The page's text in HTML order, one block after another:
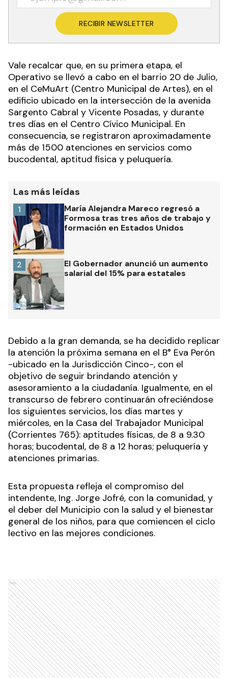
RECIBIR NEWSLETTER
Vale recalcar que, en su primera etapa, el
Operativo se llevó a cabo en el barrio 20 de Julio,
en el CeMuArt (Centro Municipal de Artes), en el
edificio ubicado en la intersección de la avenida
Sargento Cabral y Vicente Posadas, y durante
tres días en el Centro Cívico Municipal. En
consecuencia, se registraron aproximadamente
más de 1500 atenciones en servicios como
bucodental, aptitud física y peluquería.
Las más leídas
María Alejandra Mareco regresó a
Formosa tras tres años de trabajo y
formación en Estados Unidos
1
El Gobernador anunció un aumento
salarial del 15% para estatales
2
Debido a la gran demanda, se ha decidido replicar
la atención la próxima semana en el B° Eva Perón
-ubicado en la Jurisdicción Cinco-, con el
objetivo de seguir brindando atención y
asesoramiento a la ciudadanía. Igualmente, en el
transcurso de febrero continuarán ofreciéndose
los siguientes servicios, los días martes y
miércoles, en la Casa del Trabajador Municipal
(Corrientes 765): aptitudes físicas, de 8 a 9.30
horas; bucodental, de 8 a 12 horas; peluquería y
atenciones primarias.
Esta propuesta refleja el compromiso del
intendente, Ing. Jorge Jofré, con la comunidad, y
el deber del Municipio con la salud y el bienestar
general de los niños, para que comiencen el ciclo
lectivo en las mejores condiciones.
Ads